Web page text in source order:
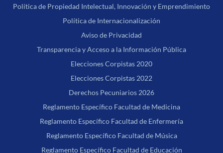
Política de Propiedad Intelectual, Innovación y Emprendimiento
Política de Internacionalización
Aviso de Privacidad
Transparencia y Acceso a la Información Pública
Elecciones Corpistas 2020
Elecciones Corpistas 2022
Derechos Pecuniarios 2026
Reglamento Específico Facultad de Medicina
Reglamento Específico Facultad de Enfermería
Reglamento Específico Facultad de Música
Reglamento Específico Facultad de Educación